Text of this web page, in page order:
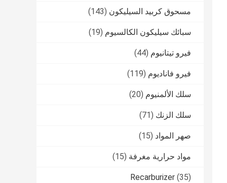
مسحوق كربيد السيليكون (143)
سبائك سيليكون الكالسيوم (19)
فيرو تيتانيوم (44)
فيرو فاناديوم (119)
سلك الألمنيوم (20)
سلك الزنك (71)
صهر المواد (15)
مواد حرارية مغرفة (15)
Recarburizer (35)